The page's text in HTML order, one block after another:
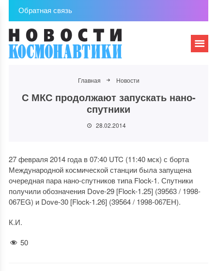
Обратная связь
Главная Новости
С МКС продолжают запускать нано-
спутники
28.02.2014
27 февраля 2014 года в 07:40 UTC (11:40 мск) с борта
Международной космической станции была запущена
очередная пара нано-спутников типа Flock-1. Спутники
получили обозначения Dove-29 [Flock-1.25] (39563 / 1998-
067EG) и Dove-30 [Flock-1.26] (39564 / 1998-067EH).
К.И.
50